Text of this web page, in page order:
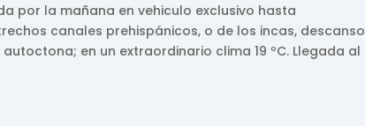
por la mañana en vehiculo exclusivo hasta
canales prehispánicos, o de los incas, descanso
en un extraordinario clima 19 ºC. Llegada al